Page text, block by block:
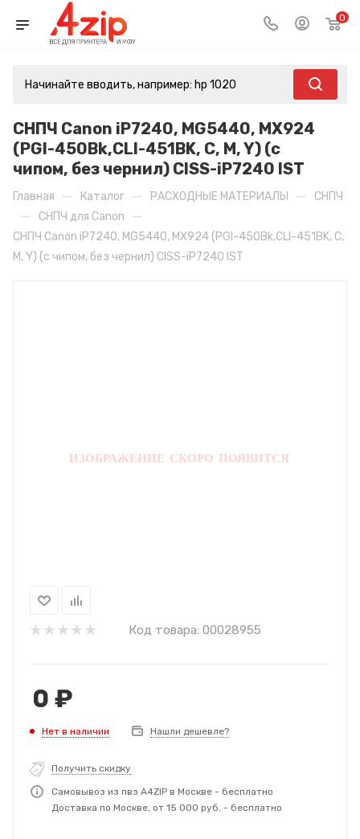
0
СНПЧ Canon iP7240, MG5440, MX924
(PGI-450Bk,CLI-451BK, C, M, Y) (с
чипом, без чернил) CISS-iP7240 IST
Главная — Каталог — РАСХОДНЫЕ МАТЕРИАЛЫ — СНПЧ
— СНПЧ для Canon —
СНПЧ Canon iP7240, MG5440, MX924 (PGI-450Bk,CLI-451BK, C,
M, Y) (с чипом, без чернил) CISS-iP7240 IST
Код товара: 00028955
0 ₽
Нет в наличии Нашли дешевле?
Получить скидку
Самовывоз из пвз A4ZIP в Москве - бесплатно
Доставка по Москве, от 15 000 руб. - бесплатно